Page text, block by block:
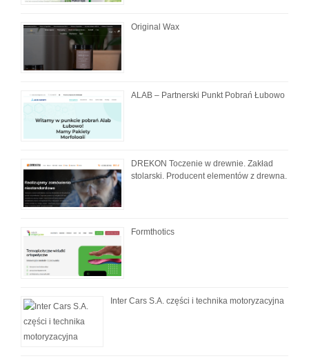
Original Wax
ALAB – Partnerski Punkt Pobrań Łubowo
DREKON Toczenie w drewnie. Zakład
stolarski. Producent elementów z drewna.
Formthotics
Inter Cars S.A. części i technika motoryzacyjna